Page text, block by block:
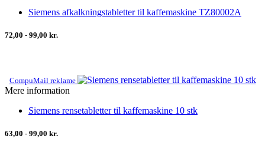
Siemens afkalkningstabletter til kaffemaskine TZ80002A
72,00 - 99,00 kr.
CompuMail reklame
Mere information
Siemens rensetabletter til kaffemaskine 10 stk
63,00 - 99,00 kr.